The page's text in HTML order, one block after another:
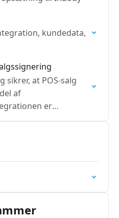
kundedata,
sikrer, at POS-salg
af
er
kassesystem i